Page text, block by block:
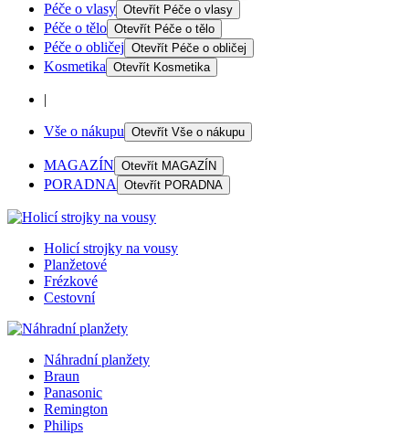
Péče o vlasy Otevřít Péče o vlasy
Péče o tělo Otevřít Péče o tělo
Péče o obličej Otevřít Péče o obličej
Kosmetika Otevřít Kosmetika
|
Vše o nákupu Otevřít Vše o nákupu
MAGAZÍN Otevřít MAGAZÍN
PORADNA Otevřít PORADNA
Holicí strojky na vousy
Planžetové
Frézkové
Cestovní
Náhradní planžety
Braun
Panasonic
Remington
Philips